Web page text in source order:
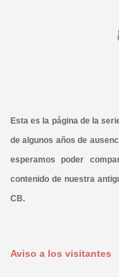
Esta es la página de la
de algunos años de
esperamos poder
contenido de nuestra
CB.
Aviso a los visitantes